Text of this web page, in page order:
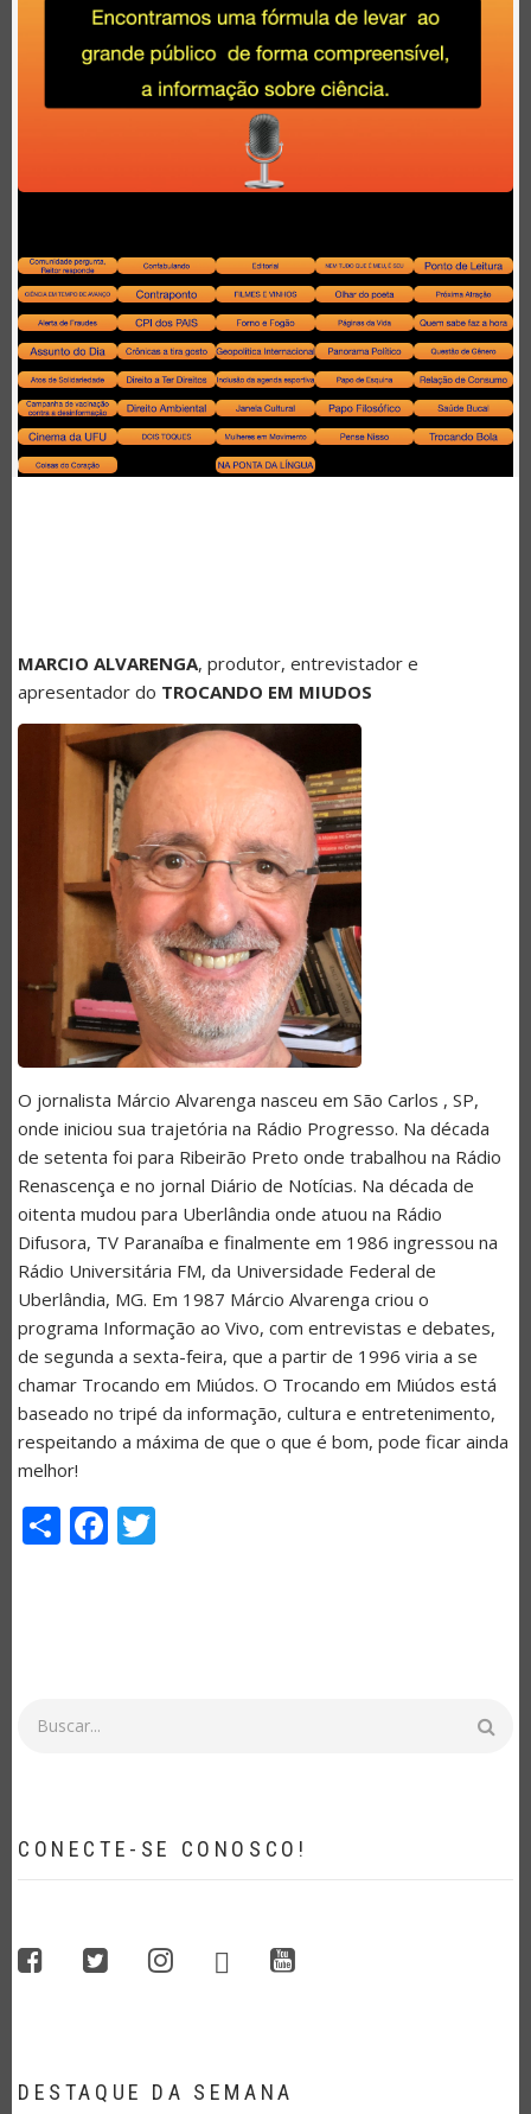
MARCIO ALVARENGA, produtor, entrevistador e
apresentador do TROCANDO EM MIUDOS
O jornalista Márcio Alvarenga nasceu em São Carlos , SP,
onde iniciou sua trajetória na Rádio Progresso. Na década
de setenta foi para Ribeirão Preto onde trabalhou na Rádio
Renascença e no jornal Diário de Notícias. Na década de
oitenta mudou para Uberlândia onde atuou na Rádio
Difusora, TV Paranaíba e finalmente em 1986 ingressou na
Rádio Universitária FM, da Universidade Federal de
Uberlândia, MG. Em 1987 Márcio Alvarenga criou o
programa Informação ao Vivo, com entrevistas e debates,
de segunda a sexta-feira, que a partir de 1996 viria a se
chamar Trocando em Miúdos. O Trocando em Miúdos está
baseado no tripé da informação, cultura e entretenimento,
respeitando a máxima de que o que é bom, pode ficar ainda
melhor!
ShareFacebook
CONECTE-SE CONOSCO!
facebooktwitterinstagramwhatsappyoutube
DESTAQUE DA SEMANA